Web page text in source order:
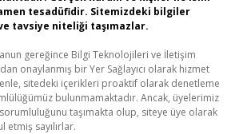
tesadüfidir. Sitemizdeki bilgiler
tavsiye niteliği taşımazlar.
gereğince Bilgi Teknolojileri ve İletişim
onaylanmış bir Yer Sağlayıcı olarak hizmet
sitedeki içerikleri proaktif olarak denetleme
bulunmamaktadır. Ancak, üyelerimiz
taşımakta olup, siteye üye olarak
etmiş sayılırlar.